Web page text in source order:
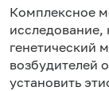
Комплексное
исследование,
генетический
возбудителей
установить